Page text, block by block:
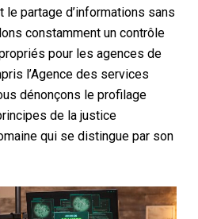
partage d’informations sans
constammentun contrôle
pour les agences de
l’Agence des services
dénonçons le profilage
de la justice
qui se distingue par son